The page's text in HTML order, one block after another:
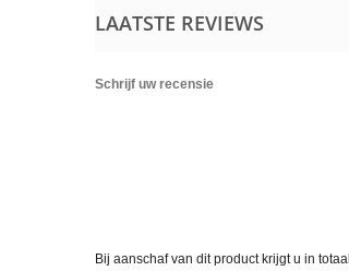
LAATSTE REVIEWS
Schrijf uw recensie
Bij aanschaf van dit product krijgt u in totaal